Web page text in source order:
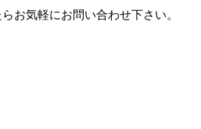
お気軽にお問い合わせ下さい。